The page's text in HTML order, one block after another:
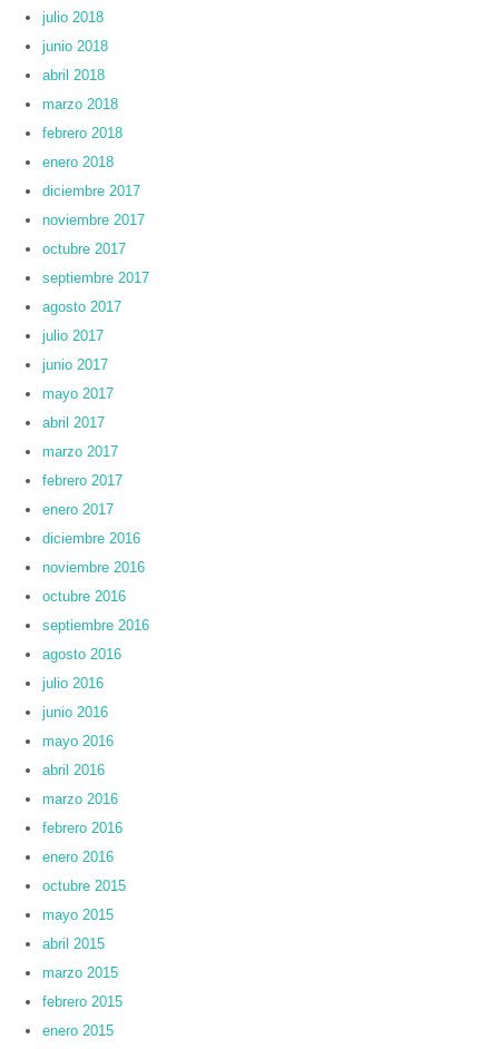
julio 2018
junio 2018
abril 2018
marzo 2018
febrero 2018
enero 2018
diciembre 2017
noviembre 2017
octubre 2017
septiembre 2017
agosto 2017
julio 2017
junio 2017
mayo 2017
abril 2017
marzo 2017
febrero 2017
enero 2017
diciembre 2016
noviembre 2016
octubre 2016
septiembre 2016
agosto 2016
julio 2016
junio 2016
mayo 2016
abril 2016
marzo 2016
febrero 2016
enero 2016
octubre 2015
mayo 2015
abril 2015
marzo 2015
febrero 2015
enero 2015